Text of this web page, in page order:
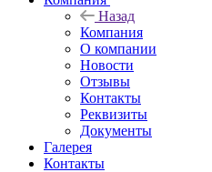
Назад
Компания
О компании
Новости
Отзывы
Контакты
Реквизиты
Документы
Галерея
Контакты